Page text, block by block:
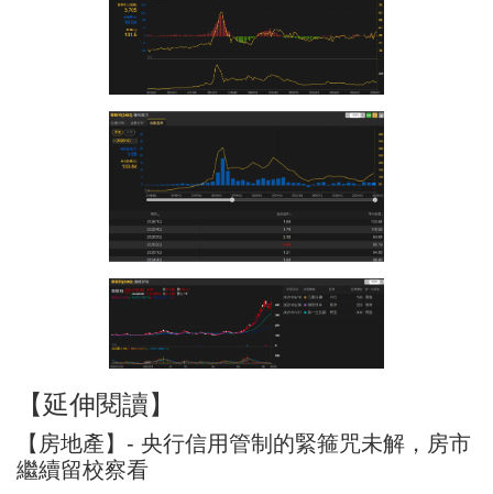
【延伸閱讀】
【房地產】- 央行信用管制的緊箍咒未解，房市
繼續留校察看